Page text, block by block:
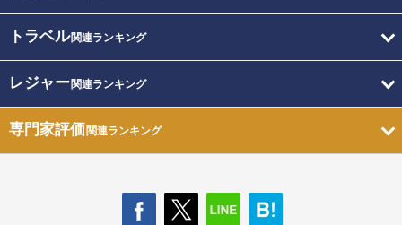
トラベル関連ランキング
レジャー関連ランキング
専門家評価関連ランキング